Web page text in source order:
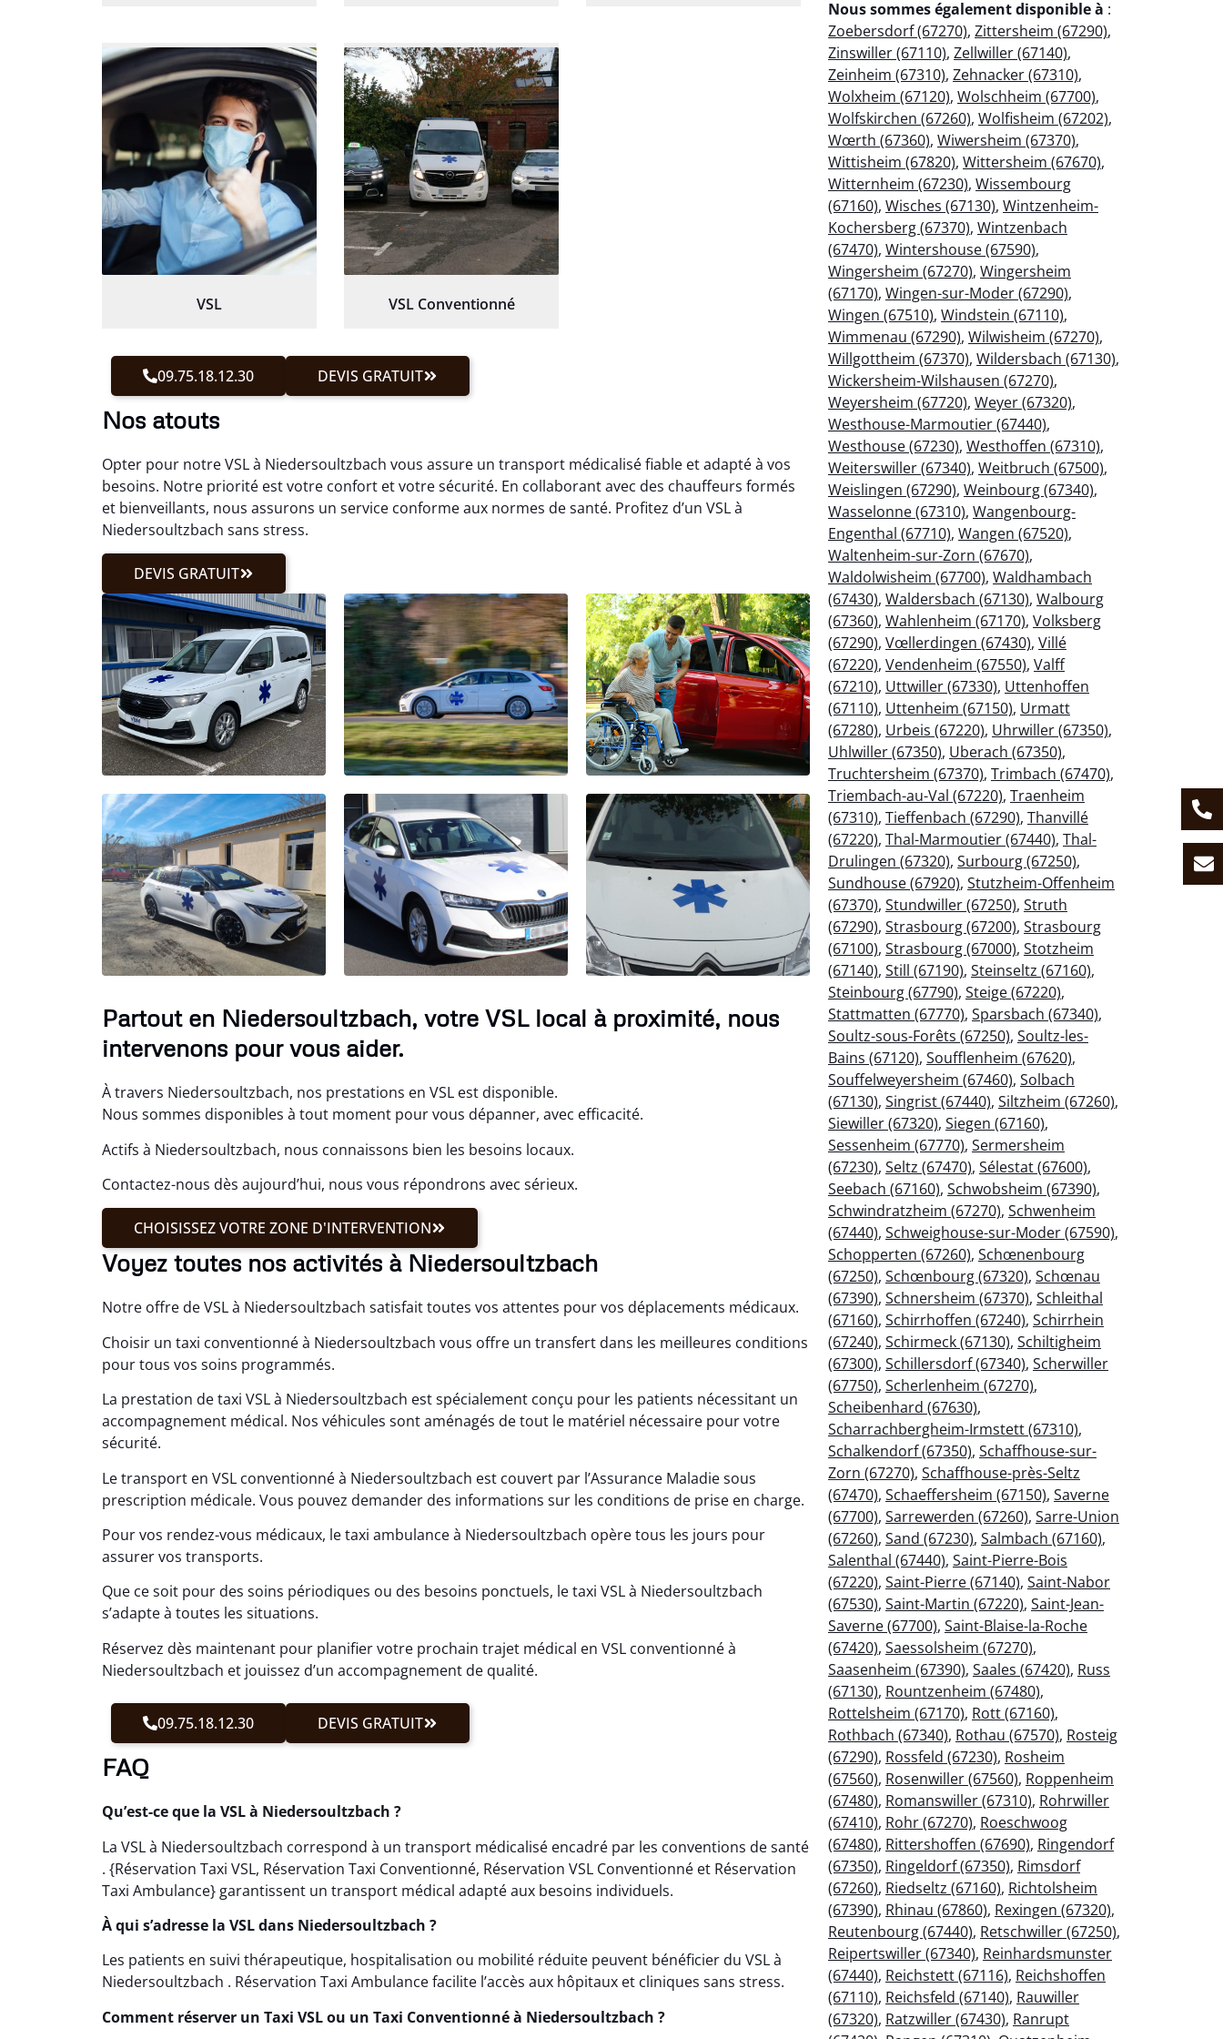
VSL VSL Conventionné
09.75.18.12.30 DEVIS GRATUIT
Nos atouts
Opter pour notre VSL à Niedersoultzbach vous assure un transport médicalisé fiable et adapté à vos
besoins. Notre priorité est votre confort et votre sécurité. En collaborant avec des chauffeurs formés
et bienveillants, nous assurons un service conforme aux normes de santé. Profitez d’un VSL à
Niedersoultzbach sans stress.
DEVIS GRATUIT
Partout en Niedersoultzbach, votre VSL local à proximité, nous
intervenons pour vous aider.
À travers Niedersoultzbach, nos prestations en VSL est disponible.
Nous sommes disponibles à tout moment pour vous dépanner, avec efficacité.
Actifs à Niedersoultzbach, nous connaissons bien les besoins locaux.
Contactez-nous dès aujourd’hui, nous vous répondrons avec sérieux.
CHOISISSEZ VOTRE ZONE D'INTERVENTION
Voyez toutes nos activités à Niedersoultzbach
Notre offre de VSL à Niedersoultzbach satisfait toutes vos attentes pour vos déplacements médicaux.
Choisir un taxi conventionné à Niedersoultzbach vous offre un transfert dans les meilleures conditions
pour tous vos soins programmés.
La prestation de taxi VSL à Niedersoultzbach est spécialement conçu pour les patients nécessitant un
accompagnement médical. Nos véhicules sont aménagés de tout le matériel nécessaire pour votre
sécurité.
Le transport en VSL conventionné à Niedersoultzbach est couvert par l’Assurance Maladie sous
prescription médicale. Vous pouvez demander des informations sur les conditions de prise en charge.
Pour vos rendez-vous médicaux, le taxi ambulance à Niedersoultzbach opère tous les jours pour
assurer vos transports.
Que ce soit pour des soins périodiques ou des besoins ponctuels, le taxi VSL à Niedersoultzbach
s’adapte à toutes les situations.
Réservez dès maintenant pour planifier votre prochain trajet médical en VSL conventionné à
Niedersoultzbach et jouissez d’un accompagnement de qualité.
09.75.18.12.30 DEVIS GRATUIT
FAQ
Qu’est-ce que la VSL à Niedersoultzbach ?
La VSL à Niedersoultzbach correspond à un transport médicalisé encadré par les conventions de santé
. {Réservation Taxi VSL, Réservation Taxi Conventionné, Réservation VSL Conventionné et Réservation
Taxi Ambulance} garantissent un transport médical adapté aux besoins individuels.
À qui s’adresse la VSL dans Niedersoultzbach ?
Les patients en suivi thérapeutique, hospitalisation ou mobilité réduite peuvent bénéficier du VSL à
Niedersoultzbach . Réservation Taxi Ambulance facilite l’accès aux hôpitaux et cliniques sans stress.
Comment réserver un Taxi VSL ou un Taxi Conventionné à Niedersoultzbach ?
Nous sommes également disponible à :
Zoebersdorf (67270), Zittersheim (67290),
Zinswiller (67110), Zellwiller (67140),
Zeinheim (67310), Zehnacker (67310),
Wolxheim (67120), Wolschheim (67700),
Wolfskirchen (67260), Wolfisheim (67202),
Wœrth (67360), Wiwersheim (67370),
Wittisheim (67820), Wittersheim (67670),
Witternheim (67230), Wissembourg
(67160), Wisches (67130), Wintzenheim-
Kochersberg (67370), Wintzenbach
(67470), Wintershouse (67590),
Wingersheim (67270), Wingersheim
(67170), Wingen-sur-Moder (67290),
Wingen (67510), Windstein (67110),
Wimmenau (67290), Wilwisheim (67270),
Willgottheim (67370), Wildersbach (67130),
Wickersheim-Wilshausen (67270),
Weyersheim (67720), Weyer (67320),
Westhouse-Marmoutier (67440),
Westhouse (67230), Westhoffen (67310),
Weiterswiller (67340), Weitbruch (67500),
Weislingen (67290), Weinbourg (67340),
Wasselonne (67310), Wangenbourg-
Engenthal (67710), Wangen (67520),
Waltenheim-sur-Zorn (67670),
Waldolwisheim (67700), Waldhambach
(67430), Waldersbach (67130), Walbourg
(67360), Wahlenheim (67170), Volksberg
(67290), Vœllerdingen (67430), Villé
(67220), Vendenheim (67550), Valff
(67210), Uttwiller (67330), Uttenhoffen
(67110), Uttenheim (67150), Urmatt
(67280), Urbeis (67220), Uhrwiller (67350),
Uhlwiller (67350), Uberach (67350),
Truchtersheim (67370), Trimbach (67470),
Triembach-au-Val (67220), Traenheim
(67310), Tieffenbach (67290), Thanvillé
(67220), Thal-Marmoutier (67440), Thal-
Drulingen (67320), Surbourg (67250),
Sundhouse (67920), Stutzheim-Offenheim
(67370), Stundwiller (67250), Struth
(67290), Strasbourg (67200), Strasbourg
(67100), Strasbourg (67000), Stotzheim
(67140), Still (67190), Steinseltz (67160),
Steinbourg (67790), Steige (67220),
Stattmatten (67770), Sparsbach (67340),
Soultz-sous-Forêts (67250), Soultz-les-
Bains (67120), Soufflenheim (67620),
Souffelweyersheim (67460), Solbach
(67130), Singrist (67440), Siltzheim (67260),
Siewiller (67320), Siegen (67160),
Sessenheim (67770), Sermersheim
(67230), Seltz (67470), Sélestat (67600),
Seebach (67160), Schwobsheim (67390),
Schwindratzheim (67270), Schwenheim
(67440), Schweighouse-sur-Moder (67590),
Schopperten (67260), Schœnenbourg
(67250), Schœnbourg (67320), Schœnau
(67390), Schnersheim (67370), Schleithal
(67160), Schirrhoffen (67240), Schirrhein
(67240), Schirmeck (67130), Schiltigheim
(67300), Schillersdorf (67340), Scherwiller
(67750), Scherlenheim (67270),
Scheibenhard (67630),
Scharrachbergheim-Irmstett (67310),
Schalkendorf (67350), Schaffhouse-sur-
Zorn (67270), Schaffhouse-près-Seltz
(67470), Schaeffersheim (67150), Saverne
(67700), Sarrewerden (67260), Sarre-Union
(67260), Sand (67230), Salmbach (67160),
Salenthal (67440), Saint-Pierre-Bois
(67220), Saint-Pierre (67140), Saint-Nabor
(67530), Saint-Martin (67220), Saint-Jean-
Saverne (67700), Saint-Blaise-la-Roche
(67420), Saessolsheim (67270),
Saasenheim (67390), Saales (67420), Russ
(67130), Rountzenheim (67480),
Rottelsheim (67170), Rott (67160),
Rothbach (67340), Rothau (67570), Rosteig
(67290), Rossfeld (67230), Rosheim
(67560), Rosenwiller (67560), Roppenheim
(67480), Romanswiller (67310), Rohrwiller
(67410), Rohr (67270), Roeschwoog
(67480), Rittershoffen (67690), Ringendorf
(67350), Ringeldorf (67350), Rimsdorf
(67260), Riedseltz (67160), Richtolsheim
(67390), Rhinau (67860), Rexingen (67320),
Reutenbourg (67440), Retschwiller (67250),
Reipertswiller (67340), Reinhardsmunster
(67440), Reichstett (67116), Reichshoffen
(67110), Reichsfeld (67140), Rauwiller
(67320), Ratzwiller (67430), Ranrupt